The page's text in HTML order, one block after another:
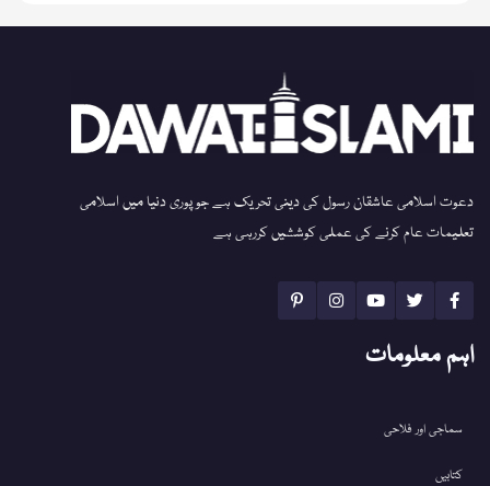
دعوت اسلامی عاشقان رسول کی دینی تحریک ہے جو پوری دنیا میں اسلامی
تعلیمات عام کرنے کی عملی کوششیں کررہی ہے
اہم معلومات
سماجی اور فلاحی
کتابیں